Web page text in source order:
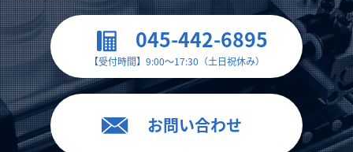
045-442-6895
【受付時間】9:00～17:30（土日祝休み）
お問い合わせ